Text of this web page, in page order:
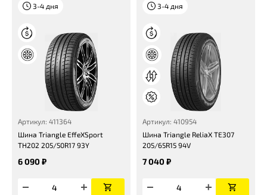
3-4 дня
Артикул: 411364
Шина Triangle EffeXSport
TH202 205/50R17 93Y
6 090 ₽
3-4 дня
Артикул: 410954
Шина Triangle ReliaX TE307
205/65R15 94V
7 040 ₽